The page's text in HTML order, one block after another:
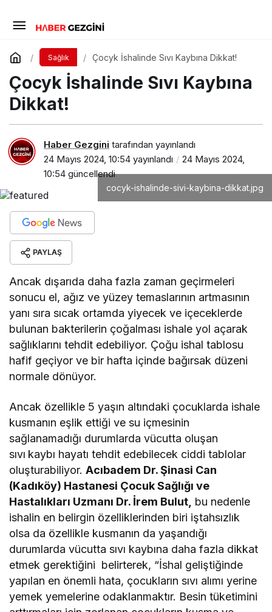
Sağlık Çocyk İshalinde Sıvı Kaybına Dikkat!
Çocyk İshalinde Sıvı Kaybına
Dikkat!
Haber Gezgini tarafından yayınlandı
24 Mayıs 2024, 10:54 yayınlandı
24 Mayıs 2024,
10:54 güncellendi
cocyk-ishalinde-sivi-kaybina-dikkat.jpg
PAYLAŞ
Ancak dışarıda daha fazla zaman geçirmeleri
sonucu el, ağız ve yüzey temaslarının artmasının
yanı sıra sıcak ortamda yiyecek ve içeceklerde
bulunan bakterilerin çoğalması ishale yol açarak
sağlıklarını tehdit edebiliyor. Çoğu ishal tablosu
hafif geçiyor ve bir hafta içinde bağırsak düzeni
normale dönüyor.
Ancak özellikle 5 yaşın altındaki çocuklarda ishale
kusmanın eşlik ettiği ve su içmesinin
sağlanamadığı durumlarda vücutta oluşan
sıvı kaybı hayatı tehdit edebilecek ciddi tablolar
oluşturabiliyor.Acıbadem Dr. Şinasi Can
(Kadıköy) Hastanesi Çocuk Sağlığı ve
Hastalıkları Uzmanı Dr. İrem Bulut, bu nedenle
ishalin en belirgin özelliklerinden biri iştahsızlık
olsa da özellikle kusmanın da yaşandığı
durumlarda vücutta sıvı kaybına daha fazla dikkat
etmek gerektiğini belirterek, “İshal geliştiğinde
yapılan en önemli hata, çocukların sıvı alımı yerine
yemek yemelerine odaklanmaktır. Besin tüketimini